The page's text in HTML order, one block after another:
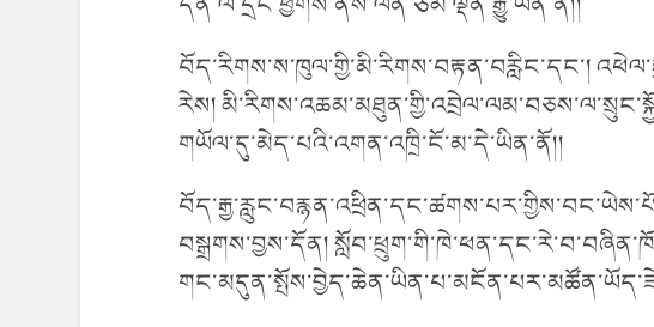
བོད་རིགས་ས་ཁུལ་གྱི་མི་རིགས་བརྟན་བརླིང་དང་།
རེས།
གཡོལ་དུ་མེད་པའི་འགན་འཁྲི་ངོ་མ་དེ་ཡིན་ནོ།།
བསྒྲགས་བྱས་དོན།